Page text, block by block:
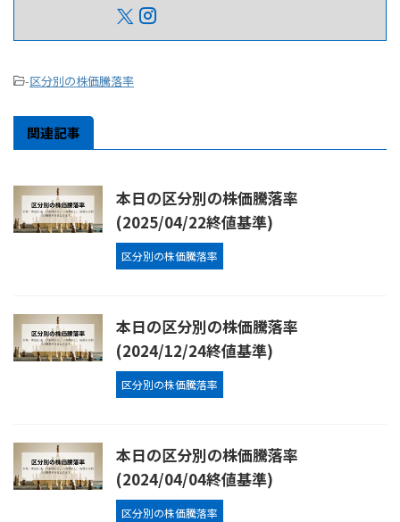
-区分別の株価騰落率
関連記事
本日の区分別の株価騰落率
(2025/04/22終値基準)
区分別の株価騰落率
本日の区分別の株価騰落率
(2024/12/24終値基準)
区分別の株価騰落率
本日の区分別の株価騰落率
(2024/04/04終値基準)
区分別の株価騰落率